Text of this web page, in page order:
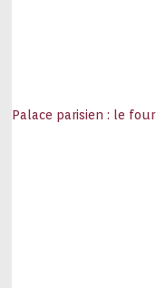
Palace parisien : le